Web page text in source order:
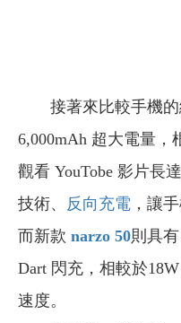
接著來比較手機的
6,000mAh 超大電量
觀看 YouTobe 影片長
技術、 反向充電 ，讓
而新款 narzo 50則具
Dart 閃充，相較於
速度。